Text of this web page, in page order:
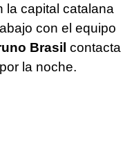
la capital catalana
con el equipo
Brasil contacta
la noche.